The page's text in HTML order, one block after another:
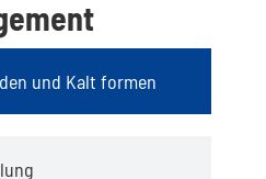
und Kalt formen